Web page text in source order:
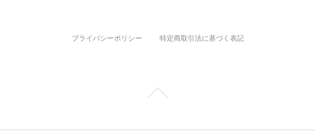
プライバシーポリシー 特定商取引法に基づく表記